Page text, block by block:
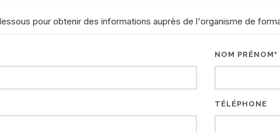
pour obtenir des informations auprès de l'organisme de
NOM PRÉNOM*
TÉLÉPHONE